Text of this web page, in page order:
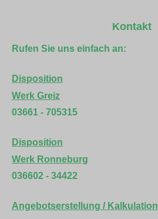
Kontakt
Rufen Sie uns einfach an:
Disposition
Werk Greiz
03661 - 705315
Disposition
Werk Ronneburg
036602 - 34422
Angebotserstellung / Kalkulation